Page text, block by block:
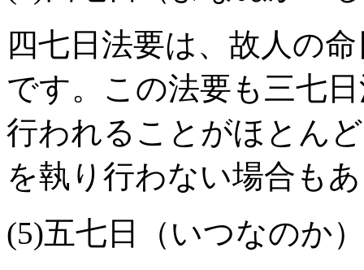
四七日法要は、故人の
です。この法要も三七
行われることがほとん
を執り行わない場合も
(5)五七日（いつなのか）